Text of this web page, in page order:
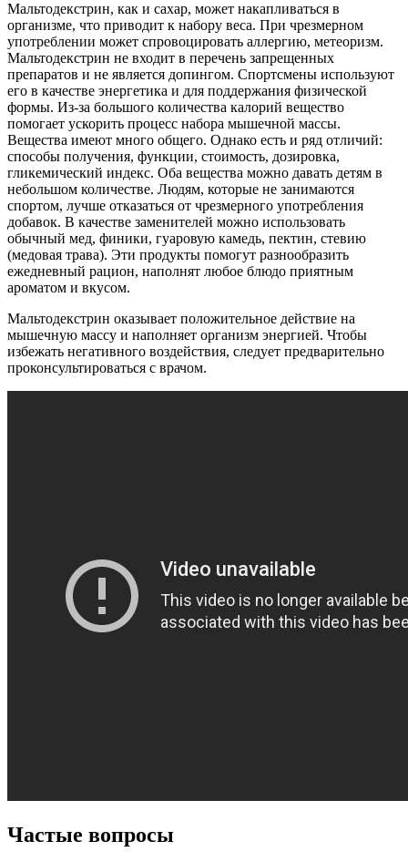
Мальтодекстрин, как и сахар, может накапливаться в
организме, что приводит к набору веса. При чрезмерном
употреблении может спровоцировать аллергию, метеоризм.
Мальтодекстрин не входит в перечень запрещенных
препаратов и не является допингом. Спортсмены используют
его в качестве энергетика и для поддержания физической
формы. Из-за большого количества калорий вещество
помогает ускорить процесс набора мышечной массы.
Вещества имеют много общего. Однако есть и ряд отличий:
способы получения, функции, стоимость, дозировка,
гликемический индекс. Оба вещества можно давать детям в
небольшом количестве. Людям, которые не занимаются
спортом, лучше отказаться от чрезмерного употребления
добавок. В качестве заменителей можно использовать
обычный мед, финики, гуаровую камедь, пектин, стевию
(медовая трава). Эти продукты помогут разнообразить
ежедневный рацион, наполнят любое блюдо приятным
ароматом и вкусом.
Мальтодекстрин оказывает положительное действие на
мышечную массу и наполняет организм энергией. Чтобы
избежать негативного воздействия, следует предварительно
проконсультироваться с врачом.
Частые вопросы